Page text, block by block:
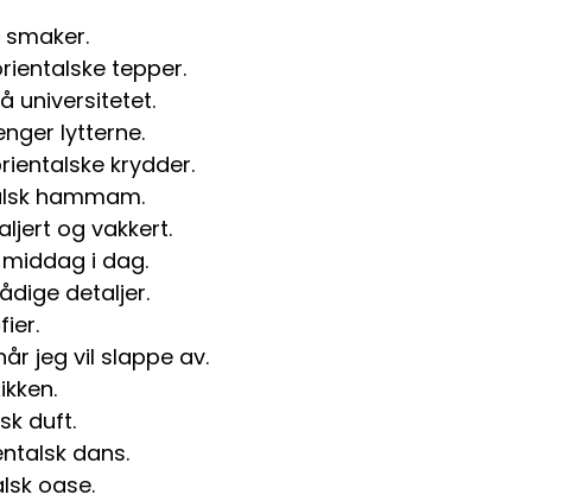
tepper.
universitetet.
lytterne.
krydder.
hammam.
og vakkert.
i dag.
detaljer.
jeg vil slappe av.
duft.
dans.
oase.